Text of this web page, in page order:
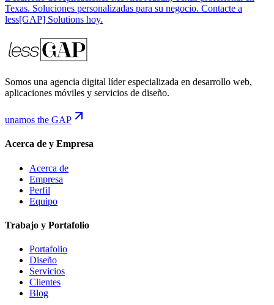
Texas. Soluciones personalizadas para su negocio. Contacte a
less[GAP] Solutions hoy.
Somos una agencia digital líder especializada en desarrollo web,
aplicaciones móviles y servicios de diseño.
unamos the GAP
Acerca de y Empresa
Acerca de
Empresa
Perfil
Equipo
Trabajo y Portafolio
Portafolio
Diseño
Servicios
Clientes
Blog